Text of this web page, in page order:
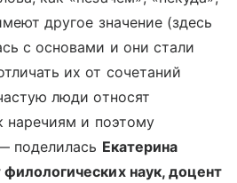
другое значение (здесь
с основами и они стали
их от сочетаний
люди относят
наречиям и поэтому
поделилась Екатерина
наук, доцент